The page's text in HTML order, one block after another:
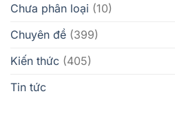
Chưa phân loại (10)
Chuyên đề (399)
Kiến thức (405)
Tin tức